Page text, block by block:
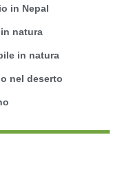
in Nepal
natura
in natura
nel deserto